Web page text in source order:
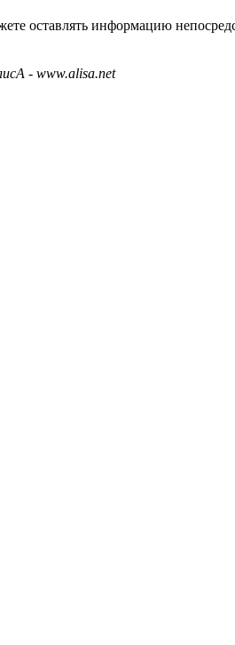
оставлять информацию
- www.alisa.net